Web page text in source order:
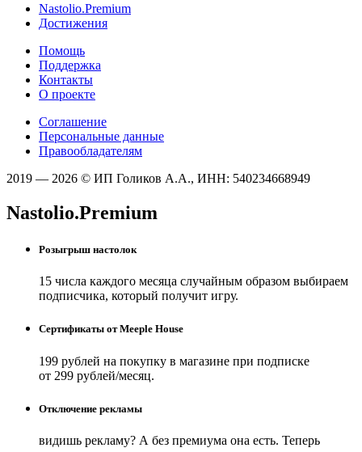
Nastolio.Premium
Достижения
Помощь
Поддержка
Контакты
О проекте
Соглашение
Персональные данные
Правообладателям
2019 — 2026 © ИП Голиков А.А., ИНН: 540234668949
Nastolio.Premium
Розыгрыш настолок
15 числа каждого месяца случайным образом выбираем
подписчика, который получит игру.
Сертификаты от Meeple House
199 рублей на покупку в магазине при подписке
от 299 рублей/месяц.
Отключение рекламы
видишь рекламу? А без премиума она есть. Теперь